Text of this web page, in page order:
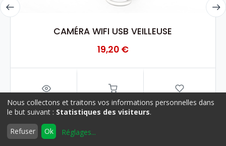
Accueil Rechercher
CAMÉRA WIFI USB VEILLEUSE
19,20€
Nous collectons et traitons vos informations personnelles dans
le but suivant : Statistiques des visiteurs.
Refuser Ok Réglages...